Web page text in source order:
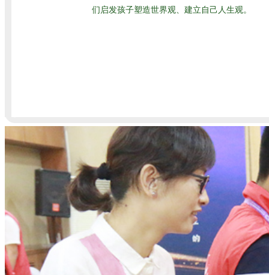
们启发孩子塑造世界观、建立自己人生观。